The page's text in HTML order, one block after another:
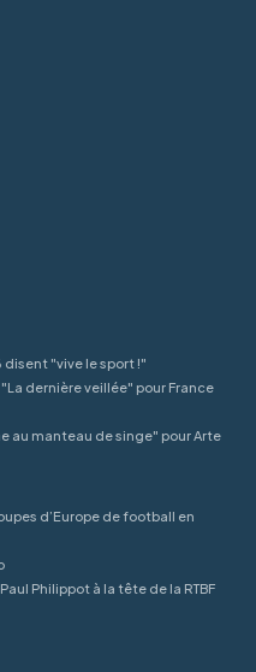
disent "vive le sport !"
dernière veillée" pour France
au manteau de singe" pour Arte
d’Europe de football en
Philippot à la tête de la RTBF